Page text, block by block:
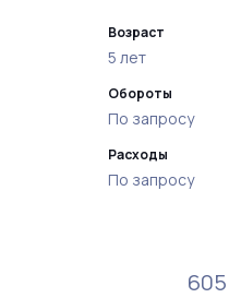
Возраст
5 лет
Обороты
По запросу
Расходы
По запросу